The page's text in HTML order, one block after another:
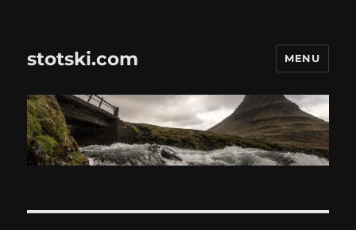
stotski.com MENU